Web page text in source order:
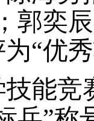
郭奕
“优
能竞